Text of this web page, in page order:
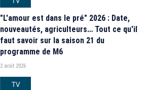
"L'amour est dans le pré" 2026 : Date,
nouveautés, agriculteurs… Tout ce qu'il
faut savoir sur la saison 21 du
programme de M6
2 août 2026
TV